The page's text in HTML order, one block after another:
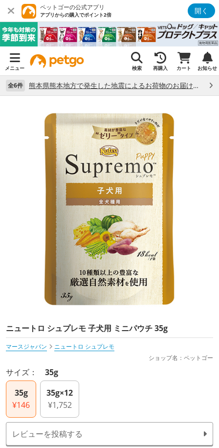
ペットゴーの公式アプリ
アプリからの購入でポイント2倍 開く
メニュー 検索 再購入 カート お知らせ
全6件 熊本県熊本地方で発生した地震によるお荷物のお届け状況について （7/28）
ニュートロ シュプレモ 子犬用 ミニパウチ 35g
マースジャパン
ニュートロ シュプレモ
ショップ名：ペットゴー
サイズ： 35g
35g
¥146
35g×12
¥1,752
レビューを投稿する